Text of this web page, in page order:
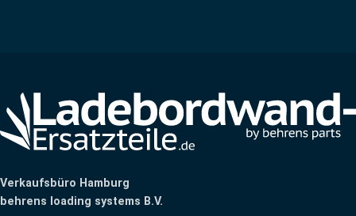
Verkaufsbüro Hamburg
behrens loading systems B.V.